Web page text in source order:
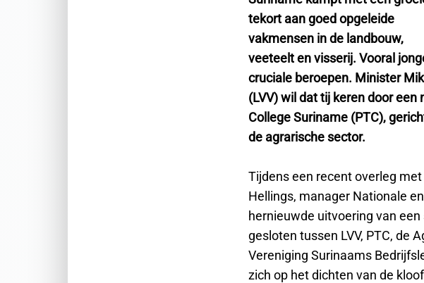
tekort aan goed opgeleide
vakmensen in de landbouw,
veeteelt en visserij. Vooral
cruciale beroepen. Minister
(LVV) wil dat tij keren door
College Suriname (PTC),
de agrarische sector.
Tijdens een recent overleg
Hellings, manager Nationale
hernieuwde uitvoering van
gesloten tussen LVV, PTC, de
Vereniging Surinaams
zich op het dichten van de